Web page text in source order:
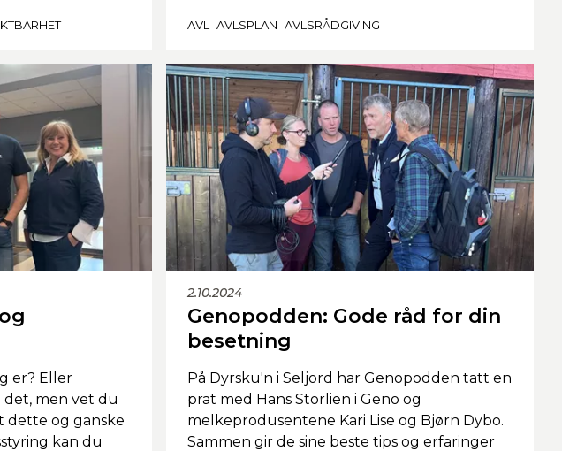
AVL AVLSPLAN AVLSRÅDGIVING
er? Eller
det, men vet du
dette og ganske
kan du
2.10.2024
Genopodden: Gode råd for din
besetning
På Dyrsku'n i Seljord har Genopodden tatt en
prat med Hans Storlien i Geno og
melkeprodusentene Kari Lise og Bjørn Dybo.
Sammen gir de sine beste tips og erfaringer